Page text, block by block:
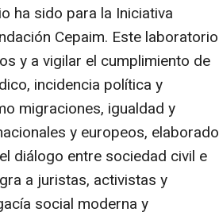
ha sido para la Iniciativa
Cepaim. Este laboratorio
y a vigilar el cumplimiento de
incidencia política y
migraciones, igualdad y
y europeos, elaborado
diálogo entre sociedad civil e
a juristas, activistas y
social moderna y